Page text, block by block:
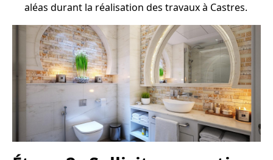
aléas durant la réalisation des travaux à Castres.